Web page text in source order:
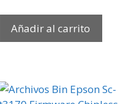
Añadir al carrito